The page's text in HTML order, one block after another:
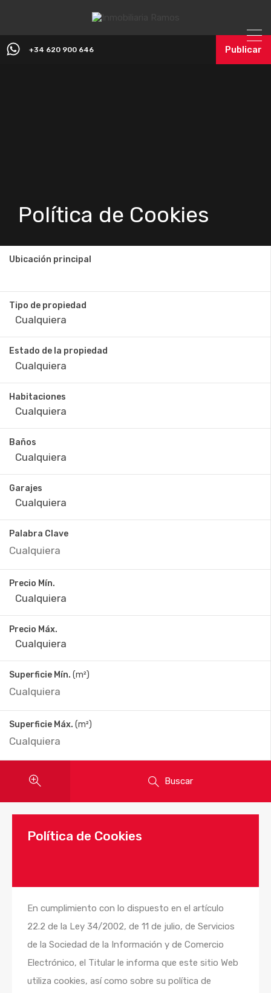
+34 620 900 646 Publicar
Política de Cookies
Ubicación principal
Tipo de propiedad
Estado de la propiedad
Habitaciones
Baños
Garajes
Palabra Clave
Precio Mín.
Precio Máx.
Superficie Mín. (m²)
Superficie Máx. (m²)
Buscar
Política de Cookies
En cumplimiento con lo dispuesto en el artículo
22.2 de la Ley 34/2002, de 11 de julio, de Servicios
de la Sociedad de la Información y de Comercio
Electrónico, el Titular le informa que este sitio Web
utiliza cookies, así como sobre su política de